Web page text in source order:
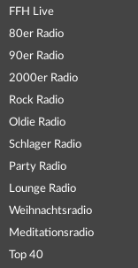
FFH Live
80er Radio
90er Radio
2000er Radio
Rock Radio
Oldie Radio
Schlager Radio
Party Radio
Lounge Radio
Weihnachtsradio
Meditationsradio
Top 40